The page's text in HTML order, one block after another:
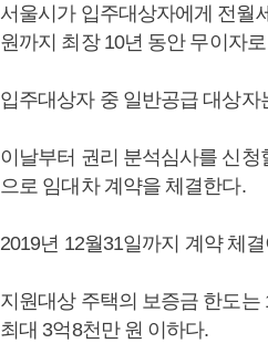
서울시가 입주대상자에게 전월
원까지 최장 10년 동안 무이자
입주대상자 중 일반공급 대상
이날부터 권리 분석심사를 신
으로 임대차 계약을 체결한다.
2019년 12월31일까지 계약 체
지원대상 주택의 보증금 한도
최대 3억8천만 원 이하다.